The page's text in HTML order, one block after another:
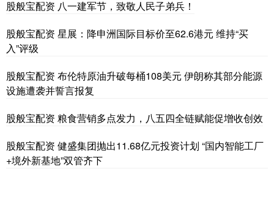
股般宝配资 八一建军节，致敬人民子弟兵！
股般宝配资 星展：降申洲国际目标价至62.6港元 维持“买
入”评级
股般宝配资 布伦特原油升破每桶108美元 伊朗称其部分能源
设施遭袭并誓言报复
股般宝配资 粮食营销多点发力，八五四全链赋能促增收创效
股般宝配资 健盛集团抛出11.68亿元投资计划 “国内智能工厂
+境外新基地”双管齐下